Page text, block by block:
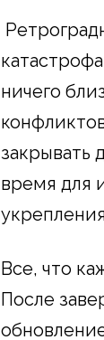
ничего
закрывать
время для
Все, что
После